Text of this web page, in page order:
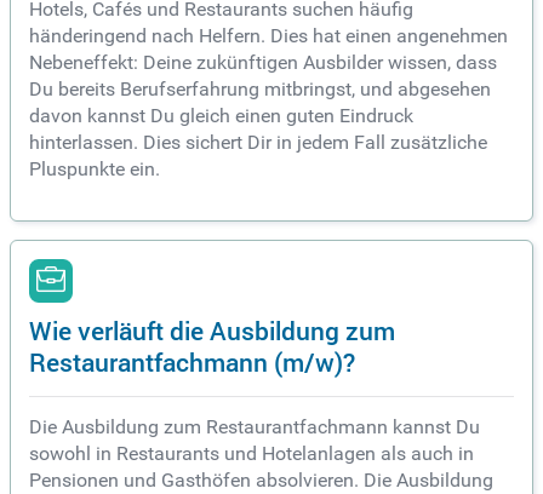
Hotels, Cafés und Restaurants suchen häufig
händeringend nach Helfern. Dies hat einen angenehmen
Nebeneffekt: Deine zukünftigen Ausbilder wissen, dass
Du bereits Berufserfahrung mitbringst, und abgesehen
davon kannst Du gleich einen guten Eindruck
hinterlassen. Dies sichert Dir in jedem Fall zusätzliche
Pluspunkte ein.
Wie verläuft die Ausbildung zum
Restaurantfachmann (m/w)?
Die Ausbildung zum Restaurantfachmann kannst Du
sowohl in Restaurants und Hotelanlagen als auch in
Pensionen und Gasthöfen absolvieren. Die Ausbildung